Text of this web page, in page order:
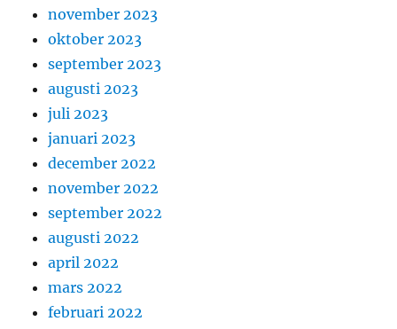
november 2023
oktober 2023
september 2023
augusti 2023
juli 2023
januari 2023
december 2022
november 2022
september 2022
augusti 2022
april 2022
mars 2022
februari 2022